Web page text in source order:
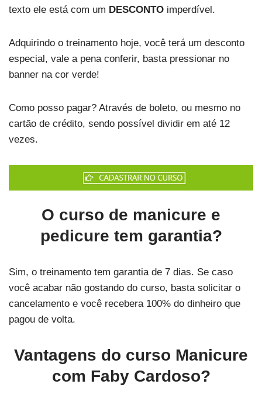
texto ele está com um DESCONTO imperdível.
Adquirindo o treinamento hoje, você terá um desconto
especial, vale a pena conferir, basta pressionar no
banner na cor verde!
Como posso pagar? Através de boleto, ou mesmo no
cartão de crédito, sendo possível dividir em até 12
vezes.
O curso de manicure e
pedicure tem garantia?
Sim, o treinamento tem garantia de 7 dias. Se caso
você acabar não gostando do curso, basta solicitar o
cancelamento e você recebera 100% do dinheiro que
pagou de volta.
Vantagens do curso Manicure
com Faby Cardoso?